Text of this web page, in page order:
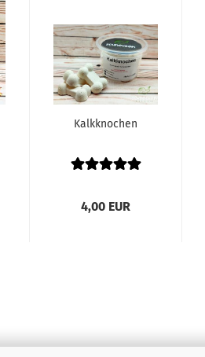
Kalkknochen
4,00 EUR